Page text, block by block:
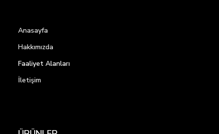
Anasayfa
Hakkımızda
Faaliyet Alanları
İletişim